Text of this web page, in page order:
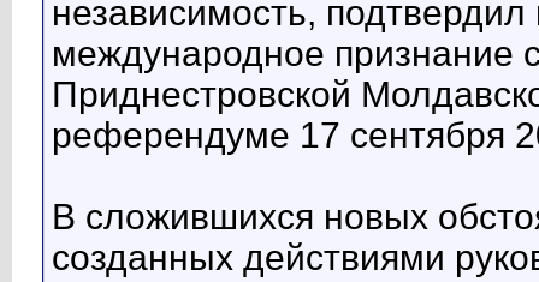
независимость,
международное признание
Приднестровской
референдуме 17 сентября
В сложившихся новых
созданных действиями